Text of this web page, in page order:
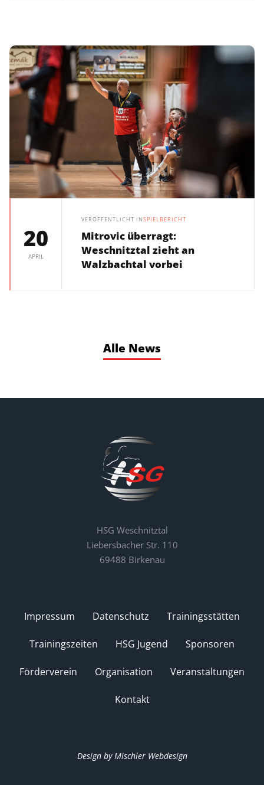
20
APRIL
VERÖFFENTLICHT INSPIELBERICHT
Mitrovic überragt:
Weschnitztal zieht an
Walzbachtal vorbei
Alle News
HSG Weschnitztal
Liebersbacher Str. 110
69488 Birkenau
Impressum Datenschutz Trainingsstätten
Trainingszeiten HSG Jugend Sponsoren
Förderverein Organisation Veranstaltungen
Kontakt
Design by Mischler Webdesign